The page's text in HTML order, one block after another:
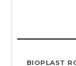
BIOPLAST